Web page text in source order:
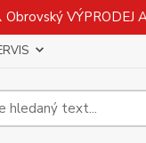
VÝPRODEJ